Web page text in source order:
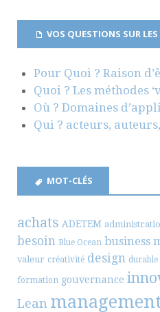
VOS QUESTIONS SUR LES
Pour Quoi ? Raison
Quoi ? Les méthodes
Où ? Domaines
Qui ? acteurs,
MOT-CLÉS
achats ADETEM
besoin Blue Ocean business
valeur créativité design durable
formation gouvernance
Lean